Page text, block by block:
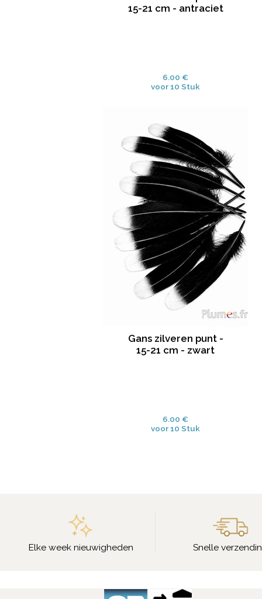
15-21 cm - antraciet
6.00 €
voor 10 Stuk
Gans zilveren punt -
15-21 cm - zwart
6.00 €
voor 10 Stuk
Elke week nieuwigheden Snelle